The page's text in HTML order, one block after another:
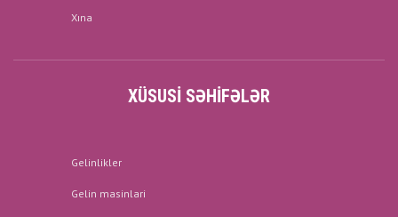
Xına
XÜSUSI SƏHIFƏLƏR
Gelinlikler
Gelin masinlari